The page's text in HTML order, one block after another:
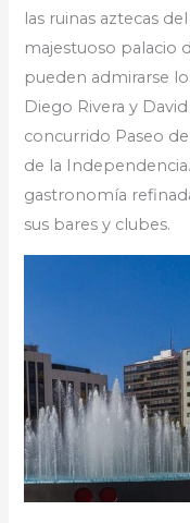
las ruinas aztecas
majestuoso palacio
pueden admirarse
Diego Rivera y
concurrido Paseo
de la
gastronomía
sus bares y clubes.